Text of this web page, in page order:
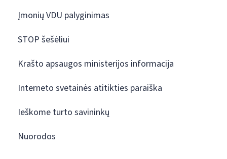
Įmonių VDU palyginimas
STOP šešėliui
Krašto apsaugos ministerijos informacija
Interneto svetainės atitikties paraiška
Ieškome turto savininkų
Nuorodos